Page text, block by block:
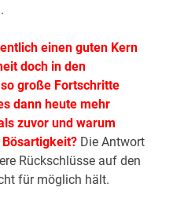
einen guten Kern
doch in den
große Fortschritte
dann heute mehr
zuvor und warum
Die Antwort
Rückschlüsse auf den
für möglich hält.